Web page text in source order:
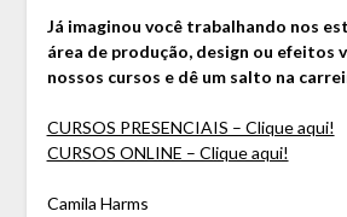
Já imaginou você trabalhando nos
área de produção, design ou efeitos
nossos cursos e dê um salto na
CURSOS PRESENCIAIS – Clique aqui!
CURSOS ONLINE – Clique aqui!
Camila Harms